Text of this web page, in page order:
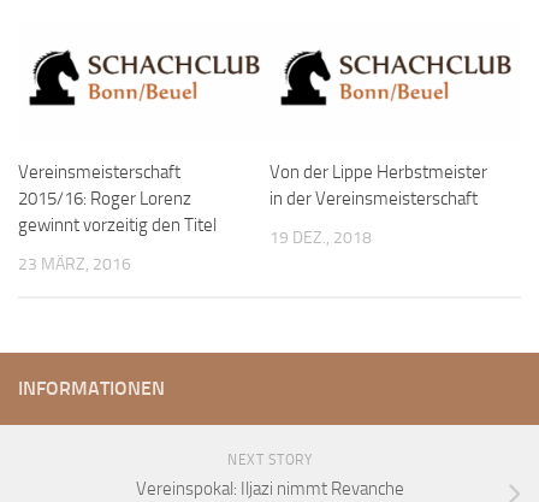
3. Mannschaft
4. Mannschaft
Schach online
1.Online Schachturnierserie
Termine
Vorstand
Mitglieder
Vereinsmeisterschaft
2015/16: Roger Lorenz
gewinnt vorzeitig den Titel
23 MÄRZ, 2016
Von der Lippe Herbstmeister
in der Vereinsmeisterschaft
19 DEZ., 2018
INFORMATIONEN
NEXT STORY
Vereinspokal: Iljazi nimmt Revanche